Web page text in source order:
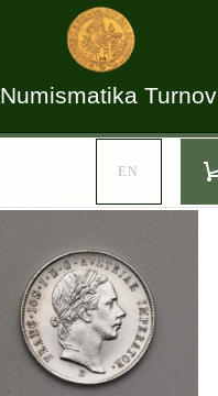
Numismatika Turnov
EN